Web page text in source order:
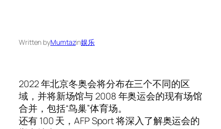
Written byMumtazin娱乐
2022 年北京冬奥会将分布在三个不同的区
域，并将新场馆与 2008 年奥运会的现有场馆
合并，包括“鸟巢”体育场。
还有 100 天，AFP Sport 将深入了解奥运会的